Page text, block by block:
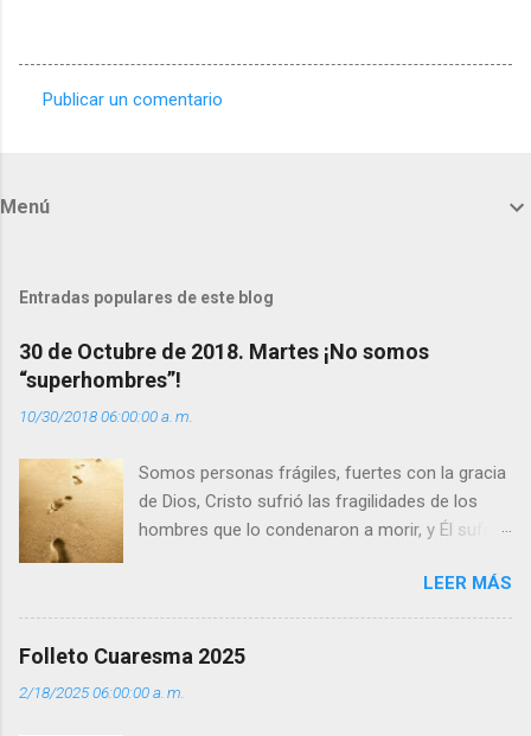
t
r
i
o
s
Publicar un comentario
Menú
Entradas populares de este blog
30 de Octubre de 2018. Martes ¡No somos
“superhombres”!
10/30/2018 06:00:00 a. m.
Somos personas frágiles, fuertes con la gracia
de Dios, Cristo sufrió las fragilidades de los
hombres que lo condenaron a morir, y Él sufrió
enseña Jesucristo? Que, si seguimos sus
huellas, sin ser superhombres, podemos
siempre está pendiente de nosotros. Amar es
LEER MÁS
Folleto Cuaresma 2025
2/18/2025 06:00:00 a. m.